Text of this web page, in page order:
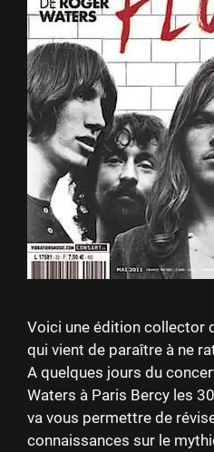
Voici une édition collector
qui vient de paraître à ne
A quelques jours du
Waters à Paris Bercy les
va vous permettre de
connaissances sur le